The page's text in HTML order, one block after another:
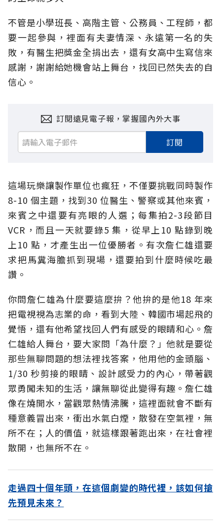
不管是小學班長、高階主管、公務員、工程師，都
要一起參與，裡面有夫妻情深、永遠第一名的失
敗，有醫生把獎金全捐出去，還有女高中生寫信來
感謝，謝謝給她機會站上舞台，找回已然失去的自
信心。
訂閱遠見電子報，掌握國內外大事
訂閱
這場玩樂讓製作單位也瘋狂，不僅要挑戰同時製作
8-10 個主題，找到30 位醫生、警察或其他來賓，
來賓之中還要有亮眼的人選；每集拍2-3段節目
VCR，而且一天就要錄5 集，從早上10 點錄到晚
上10 點，才產生出一位優勝者。有次詹仁雄還要
求把馬糞海膽抓到現場，還要拍到什麼時候吃最
讚。
你問詹仁雄為什麼要這麼拚？他拚的是他18 年來
把電視視為志業的命，看到大陸、韓國市場起飛的
覺悟，還有他希望找回人們有感受的眼睛和心。詹
仁雄給人舞台，要大家問「為什麼？」他就是要從
那些無聊問題的想法裡找答案，他用他的金頭腦、
1/30 秒剪接的眼睛、設計感受力的內心，帶著觀
眾勇闖未知的生活，讓無聊從此變得有趣。詹仁雄
像在燒開水，當觀眾熱情沸騰，這裡面就會不斷有
種意義冒出來，衝出水氣白煙，散發在空氣裡，無
所不在；人的價值，就這樣跟著跑出來，在社會裡
散開，也無所不在。
走過四十個年頭，在這個劇變的時代裡，該如何搶
先預見未來？